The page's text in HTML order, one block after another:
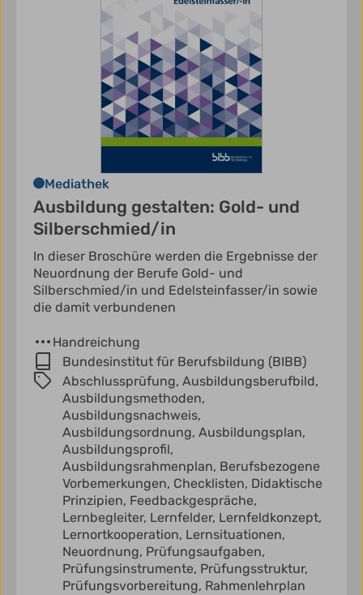
Mediathek
Ausbildung gestalten: Gold- und
Silberschmied/in
In dieser Broschüre werden die Ergebnisse der
Neuordnung der Berufe Gold- und
Silberschmied/in und Edelsteinfasser/in sowie
die damit verbundenen
Handreichung
Bundesinstitut für Berufsbildung (BIBB)
Abschlussprüfung, Ausbildungsberufbild,
Ausbildungsmethoden,
Ausbildungsnachweis,
Ausbildungsordnung, Ausbildungsplan,
Ausbildungsprofil,
Ausbildungsrahmenplan, Berufsbezogene
Vorbemerkungen, Checklisten, Didaktische
Prinzipien, Feedbackgespräche,
Lernbegleiter, Lernfelder, Lernfeldkonzept,
Lernortkooperation, Lernsituationen,
Neuordnung, Prüfungsaufgaben,
Prüfungsinstrumente, Prüfungsstruktur,
Prüfungsvorbereitung, Rahmenlehrplan